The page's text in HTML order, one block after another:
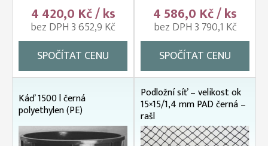
4 420,0 Kč / ks
bez DPH 3 652,9 Kč
SPOČÍTAT CENU
4 586,0 Kč / ks
bez DPH 3 790,1 Kč
SPOČÍTAT CENU
Káď 1500 l černá
polyethylen (PE)
Podložní síť – velikost ok
15×15/1,4 mm PAD černá –
rašl